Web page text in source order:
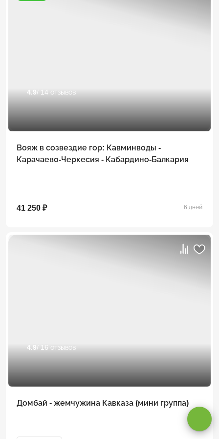
4.9 / 14 отзывов
Вояж в созвездие гор: Кавминводы -
Карачаево-Черкесия - Кабардино-Балкария
41 250 ₽ 6 дней
4.9 / 16 отзывов
Домбай - жемчужина Кавказа (мини группа)